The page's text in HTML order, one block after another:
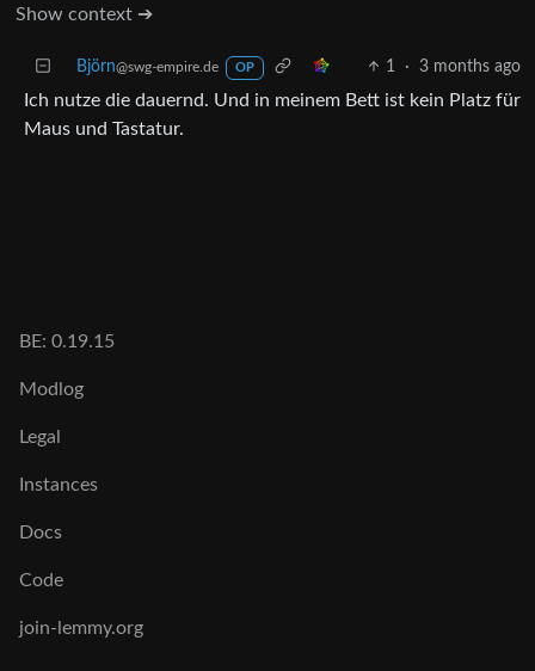
Show context ➔
Björn@swg-empire.de OP 1 · 3 months ago
Ich nutze die dauernd. Und in meinem Bett ist kein Platz für
Maus und Tastatur.
BE: 0.19.15
Modlog
Legal
Instances
Docs
Code
join-lemmy.org